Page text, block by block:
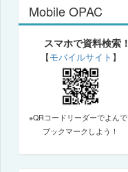
Mobile OPAC
スマホで資料検索！
【モバイルサイト 】
※QRコードリーダーでよんで
ブックマークしよう！